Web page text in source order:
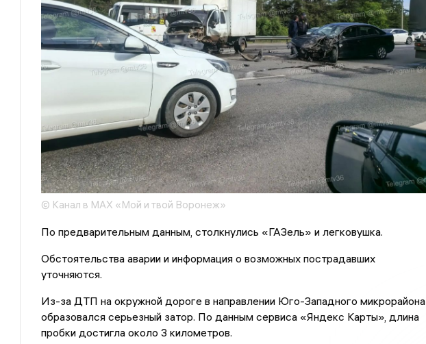
© Канал в MAX «Мой и твой Воронеж»
По предварительным данным, столкнулись «ГАЗель» и легковушка.
Обстоятельства аварии и информация о возможных пострадавших
уточняются.
Из-за ДТП на окружной дороге в направлении Юго-Западного микрорайона
образовался серьезный затор. По данным сервиса «Яндекс Карты», длина
пробки достигла около 3 километров.